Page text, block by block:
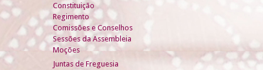
Constituição
Regimento
Comissões e Conselhos
Sessões da Assembleia
Moções
Juntas de Freguesia